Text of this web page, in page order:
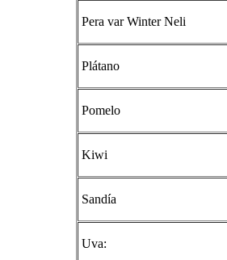
Pera var Winter Neli
Plátano
Pomelo
Kiwi
Sandía
Uva: